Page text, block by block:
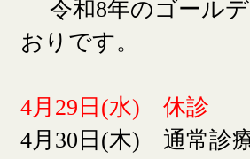
令和8年のゴール
おりです。
4月29日(水) 休診
4月30日(木) 通常診